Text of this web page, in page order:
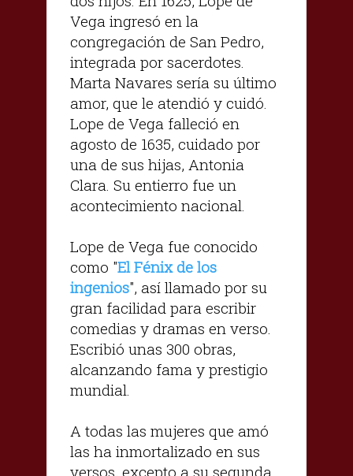
Vega ingresó en la
congregación de San Pedro,
integrada por sacerdotes.
Marta Navares sería su último
amor, que le atendió y cuidó.
Lope de Vega falleció en
agosto de 1635, cuidado por
una de sus hijas, Antonia
Clara. Su entierro fue un
acontecimiento nacional.
Lope de Vega fue conocido
como "El Fénix de los
ingenios", así llamado por su
gran facilidad para escribir
comedias y dramas en verso.
Escribió unas 300 obras,
alcanzando fama y prestigio
mundial.
A todas las mujeres que amó
las ha inmortalizado en sus
versos, excepto a su segunda